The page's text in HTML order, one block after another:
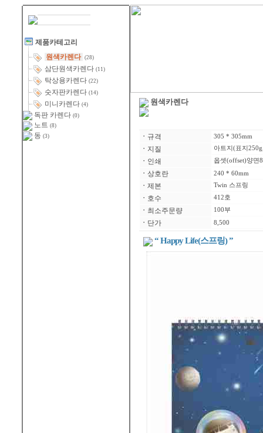
제품카테고리
원색카렌다 (28)
삼단원색카렌다 (11)
탁상용카렌다 (22)
숫자판카렌다 (14)
미니카렌다 (4)
독판 카렌다 (0)
노트 (8)
동 (3)
원색카렌다
ㆍ 규격 305 * 305mm
ㆍ 지질 아트지(표지
ㆍ 인쇄 옵셋(offset)양면
ㆍ 상호란 240 * 60mm
ㆍ 제본 Twin 스프링
ㆍ 호수 412호
ㆍ 최소주문량 100부
ㆍ 단가 8,500
“ Happy Life(스프링) ”